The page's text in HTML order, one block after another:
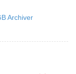
Archiver